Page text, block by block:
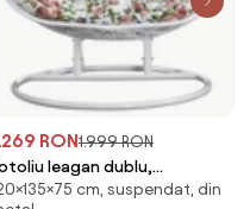
RON1.999 RON
leagan dublu,
cu perne moi,
cm, suspendat, din